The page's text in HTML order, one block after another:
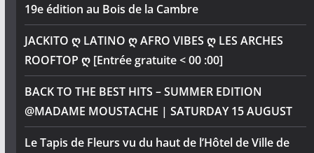
19e édition au Bois de la Cambre
JACKITO ღ LATINO ღ AFRO VIBES ღ LES ARCHES
ROOFTOP ღ [Entrée gratuite < 00 :00]
BACK TO THE BEST HITS – SUMMER EDITION
@MADAME MOUSTACHE | SATURDAY 15 AUGUST
Le Tapis de Fleurs vu du haut de l’Hôtel de Ville de